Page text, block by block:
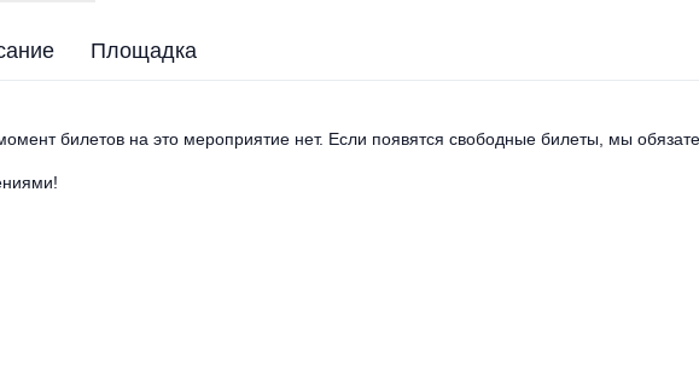
Площадка
билетов на это мероприятие нет. Если появятся свободные билеты, мы